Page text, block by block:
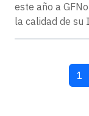
este año a
la calidad de su
1